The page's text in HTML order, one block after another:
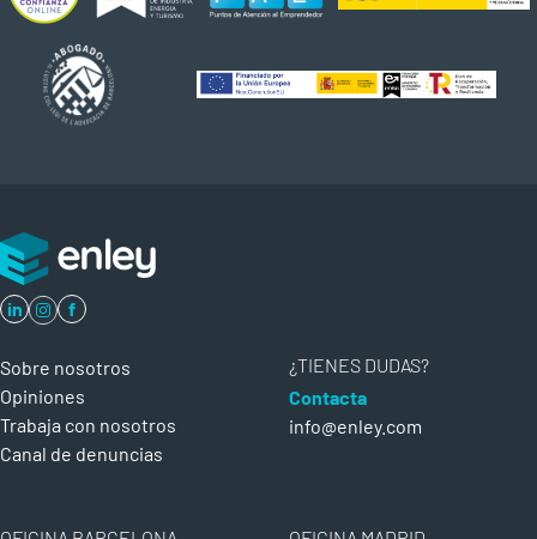
in f
Sobre nosotros
Opiniones
Trabaja con nosotros
Canal de denuncias
¿TIENES DUDAS?
Contacta
info@enley.com